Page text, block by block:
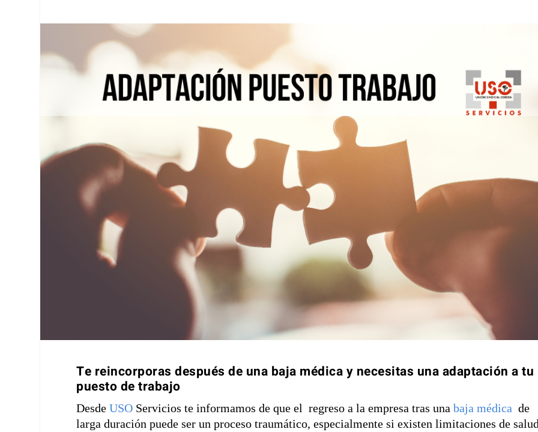
Te reincorporas después de una baja médica y necesitas una adaptación a tu
puesto de trabajo
DesdeUSO Servicios te informamos de que el regreso a la empresa tras unabaja médica de
larga duración puede ser un proceso traumático, especialmente si existen limitaciones de